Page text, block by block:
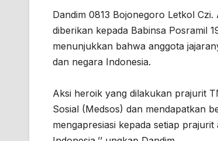
Dandim 0813 Bojonegoro Letkol
diberikan kepada Babinsa Posramil
menunjukkan bahwa anggota
dan negara Indonesia.
Aksi heroik yang dilakukan prajurit
Sosial (Medsos) dan mendapatkan
mengapresiasi kepada setiap